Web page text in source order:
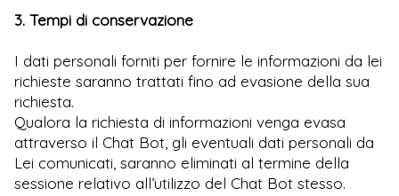
3. Tempi di conservazione
I dati personali forniti per fornire le informazioni da lei
richieste saranno trattati fino ad evasione della sua
richiesta.
Qualora la richiesta di informazioni venga evasa
attraverso il Chat Bot, gli eventuali dati personali da
Lei comunicati, saranno eliminati al termine della
sessione relativo all’utilizzo del Chat Bot stesso.